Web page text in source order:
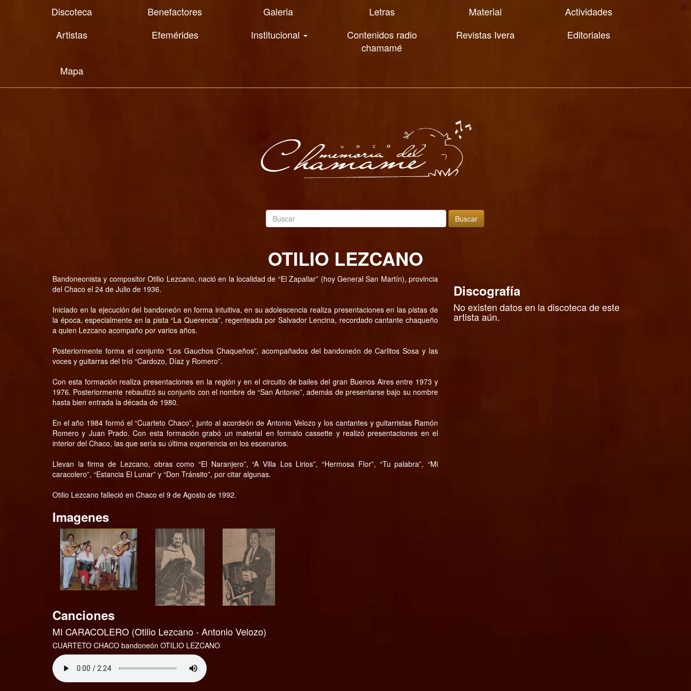
Discoteca Benefactores Galeria Letras Material
Actividades
Artistas
Efemérides Institucional
Contenidos radio
chamamé
Revistas Ivera Editoriales
Mapa
Buscar
OTILIO LEZCANO
Bandoneonista y compositor Otilio Lezcano, nació en la localidad de “El Zapallar” (hoy General San Martín), provincia
del Chaco el 24 de Julio de 1936.
Iniciado en la ejecución del bandoneón en forma intuitiva, en su adolescencia realiza presentaciones en las pistas de
la época, especialmente en la pista “La Querencia”, regenteada por Salvador Lencina, recordado cantante chaqueño
a quien Lezcano acompaño por varios años.
Posteriormente forma el conjunto “Los Gauchos Chaqueños”, acompañados del bandoneón de Carlitos Sosa y las
voces y guitarras del trío “Cardozo, Díaz y Romero”.
Con esta formación realiza presentaciones en la región y en el circuito de bailes del gran Buenos Aires entre 1973 y
1976. Posteriormente rebautizó su conjunto con el nombre de “San Antonio”, además de presentarse bajo su nombre
hasta bien entrada la década de 1980.
En el año 1984 formó el “Cuarteto Chaco”, junto al acordeón de Antonio Velozo y los cantantes y guitarristas Ramón
Romero y Juan Prado. Con esta formación grabó un material en formato cassette y realizó presentaciones en el
interior del Chaco, las que sería su última experiencia en los escenarios.
Llevan la firma de Lezcano, obras como “El Naranjero”, “A Villa Los Lirios”, “Hermosa Flor”, “Tu palabra”, “Mi
caracolero”, “Estancia El Lunar” y “Don Tránsito”, por citar algunas.
Otilio Lezcano falleció en Chaco el 9 de Agosto de 1992.
Imagenes
Canciones
MI CARACOLERO (Otilio Lezcano - Antonio Velozo)
CUARTETO CHACO bandoneón OTILIO LEZCANO
Discografía
No existen datos en la discoteca de este
artista aún.